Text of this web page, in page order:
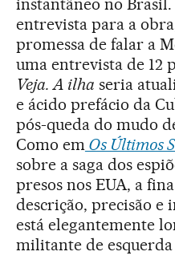
instantâneo no Brasil.
entrevista para a
promessa de falar a
uma entrevista de 12
Veja. A ilha seria
e ácido prefácio da
pós-queda do mudo
Como emOs Últimos
sobre a saga dos
presos nos EUA, a
descrição, precisão e
está elegantemente
militante de esquerda